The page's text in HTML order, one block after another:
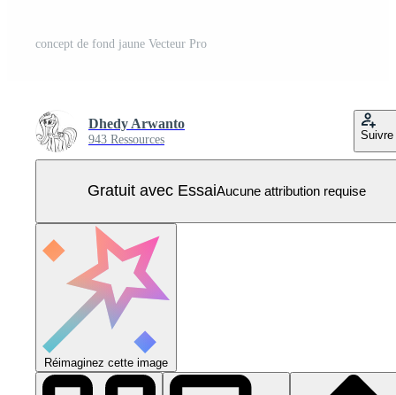
concept de fond jaune Vecteur Pro
Dhedy Arwanto
943 Ressources Suivre
Gratuit avec EssaiAucune attribution requise
Réimaginez cette image